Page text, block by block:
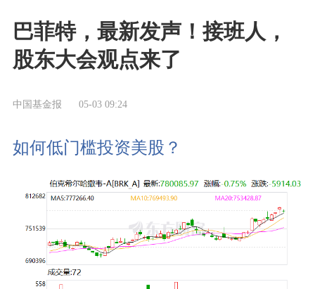
巴菲特，最新发声！接班人，
股东大会观点来了
中国基金报 05-03 09:24
如何低门槛投资美股？